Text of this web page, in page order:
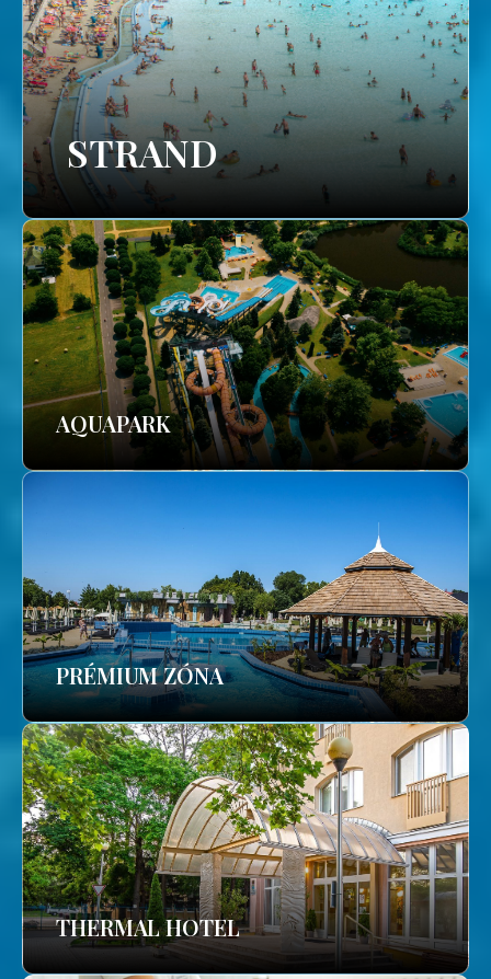
STRAND
AQUAPARK
PRÉMIUM ZÓNA
THERMAL HOTEL